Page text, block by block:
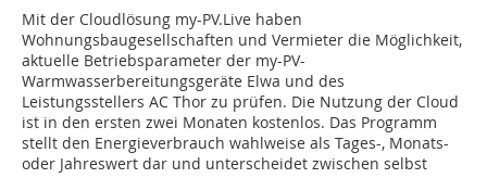
Mit der Cloudlösung my-PV.Live haben
Wohnungsbaugesellschaften und Vermieter die Möglichkeit,
aktuelle Betriebsparameter der my-PV-
Warmwasserbereitungsgeräte Elwa und des
Leistungsstellers AC Thor zu prüfen. Die Nutzung der Cloud
ist in den ersten zwei Monaten kostenlos. Das Programm
stellt den Energieverbrauch wahlweise als Tages-, Monats-
oder Jahreswert dar und unterscheidet zwischen selbst